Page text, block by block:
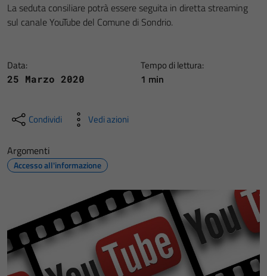
La seduta consiliare potrà essere seguita in diretta streaming
sul canale YouTube del Comune di Sondrio.
Data:
25 Marzo 2020
Tempo di lettura:
1 min
Condividi Vedi azioni
Argomenti
Accesso all'informazione